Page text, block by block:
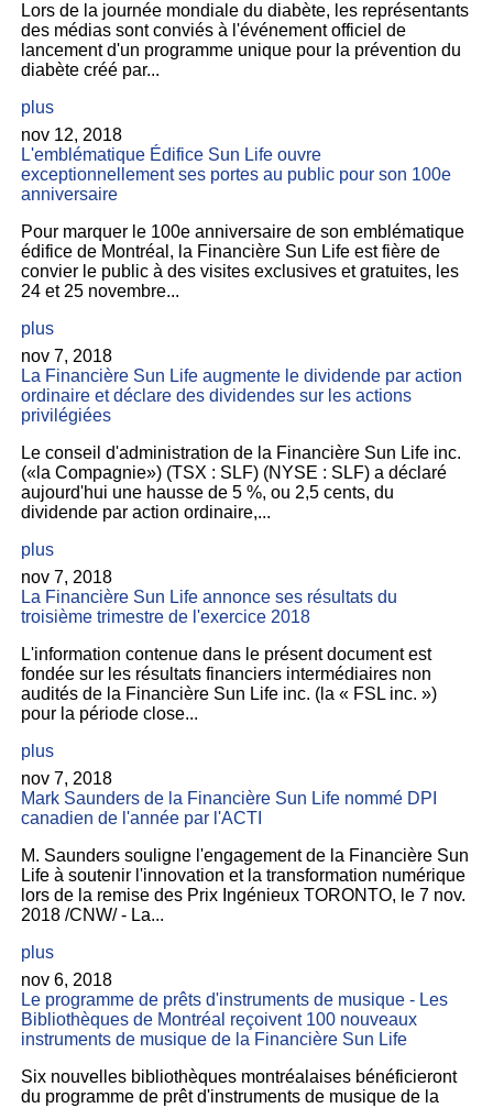
Lors de la journée mondiale du diabète, les représentants
des médias sont conviés à l'événement officiel de
lancement d'un programme unique pour la prévention du
diabète créé par...
plus
nov 12, 2018
L'emblématique Édifice Sun Life ouvre
exceptionnellement ses portes au public pour son 100e
anniversaire
Pour marquer le 100e anniversaire de son emblématique
édifice de Montréal, la Financière Sun Life est fière de
convier le public à des visites exclusives et gratuites, les
24 et 25 novembre...
plus
nov 7, 2018
La Financière Sun Life augmente le dividende par action
ordinaire et déclare des dividendes sur les actions
privilégiées
Le conseil d'administration de la Financière Sun Life inc.
(«la Compagnie») (TSX : SLF) (NYSE : SLF) a déclaré
aujourd'hui une hausse de 5 %, ou 2,5 cents, du
dividende par action ordinaire,...
plus
nov 7, 2018
La Financière Sun Life annonce ses résultats du
troisième trimestre de l'exercice 2018
L'information contenue dans le présent document est
fondée sur les résultats financiers intermédiaires non
audités de la Financière Sun Life inc. (la « FSL inc. »)
pour la période close...
plus
nov 7, 2018
Mark Saunders de la Financière Sun Life nommé DPI
canadien de l'année par l'ACTI
M. Saunders souligne l'engagement de la Financière Sun
Life à soutenir l'innovation et la transformation numérique
lors de la remise des Prix Ingénieux TORONTO, le 7 nov.
2018 /CNW/ - La...
plus
nov 6, 2018
Le programme de prêts d'instruments de musique - Les
Bibliothèques de Montréal reçoivent 100 nouveaux
instruments de musique de la Financière Sun Life
Six nouvelles bibliothèques montréalaises bénéficieront
du programme de prêt d'instruments de musique de la